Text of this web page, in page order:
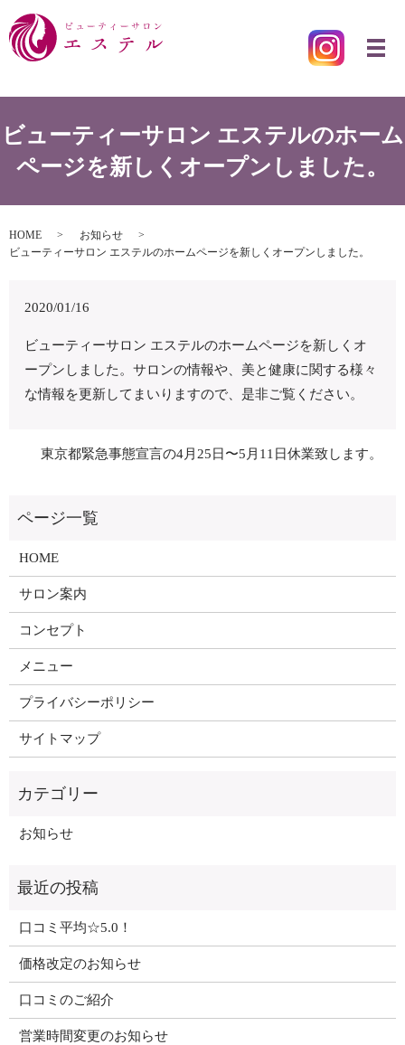
メ
ビューティーサロン エステルのホーム
ページを新しくオープンしました。
HOME
お知らせ
ビューティーサロン エステルのホームページを新しくオープンしました。
2020/01/16
ビューティーサロン エステルのホームページを新しくオ
ープンしました。サロンの情報や、美と健康に関する様々
な情報を更新してまいりますので、是非ご覧ください。
東京都緊急事態宣言の4月25日〜5月11日休業致します。
HOME
サロン案内
コンセプト
メニュー
プライバシーポリシー
サイトマップ
お知らせ
口コミ平均☆5.0！
価格改定のお知らせ
口コミのご紹介
営業時間変更のお知らせ